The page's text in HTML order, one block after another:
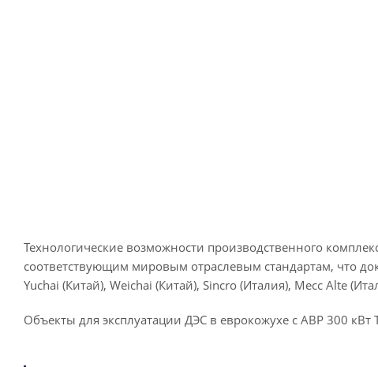
Технологические возможности производственного
соответствующим мировым отраслевым стандартам, что
Yuchai (Китай), Weichai (Китай), Sincro (Италия), Mecc Alte
Объекты для эксплуатации ДЭС в еврокожухе с АВР 300 кВт